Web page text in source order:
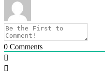
0 Comments